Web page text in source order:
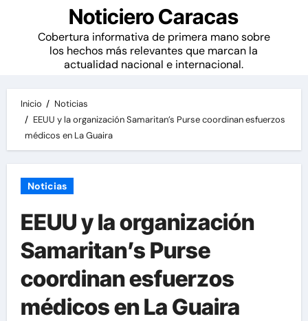
Noticiero Caracas
Cobertura informativa de primera mano sobre
los hechos más relevantes que marcan la
actualidad nacional e internacional.
Inicio
Noticias
EEUU y la organización Samaritan’s Purse coordinan esfuerzos
médicos en La Guaira
Noticias
EEUU y la organización
Samaritan’s Purse
coordinan esfuerzos
médicos en La Guaira